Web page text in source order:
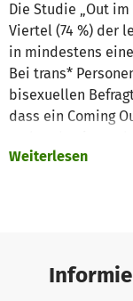
Die Studie „Out im
Viertel (74 %) der
in mindestens
Bei trans*
bisexuellen
dass ein Coming
Da die
Arbeitskontext
einem offenen
Weiterlesen